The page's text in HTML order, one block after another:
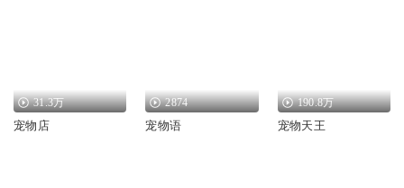
31.3万
宠物店
2874
宠物语
190.8万
宠物天王